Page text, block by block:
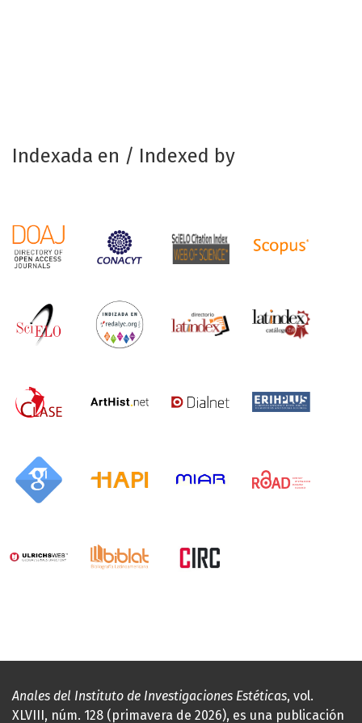
Indexada en / Indexed by
Anales del Instituto de Investigaciones Estéticas, vol.
XLVIII, núm. 128 (primavera de 2026), es una publicación